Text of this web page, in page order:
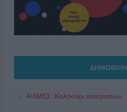
ΔΗΜΟΦΙΛΗ
ΑΙΧΜΕΣ: Καλοκαίρι ανατροπών